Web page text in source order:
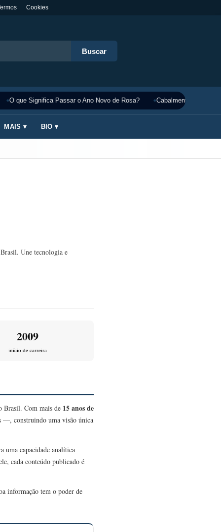
Cookies
Buscar
O que Significa Passar o Ano Novo de Rosa? Cabalmente
MAIS ▾ BIO ▾
Une tecnologia e
2009
início de carreira
Brasil. Com mais de 15 anos de
—, construindo uma visão única
uma capacidade analítica
cada conteúdo publicado é
informação tem o poder de